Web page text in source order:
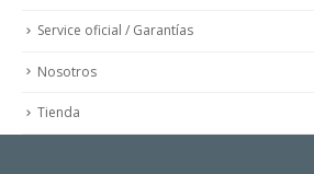
Service oficial / Garantías
Nosotros
Tienda